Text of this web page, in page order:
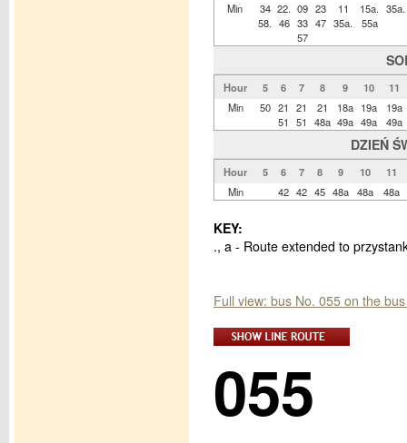
Min
34
58.
22.
46
09
33
57
23
47
11
35a.
15a.
55a
35a.
Hour 5 6 7 8 9 10
11
Min
50 21
51
21
51
21
48a
18a
49a
19a
49a
19a
49a
DZIEŃ
Hour 5 6 7 8 9 10
11
Min
42 42 45 48a 48a 48a
KEY:
., a - Route extended to
Full view: bus No. 055 on the
055